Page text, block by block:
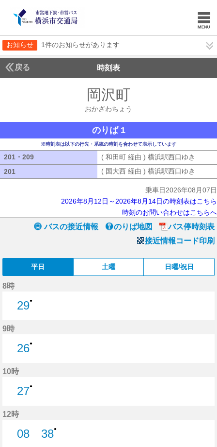
お知らせ 1件のお知らせがあります
戻る 時刻表
岡沢町
おかざわちょう
のりば 1
※時刻表は以下の行先・系統の時刻を合わせて表示しています
201・209 ( 和田町 経由 ) 横浜駅西口ゆき
201
( 国大西 経由 ) 横浜駅西口ゆき
乗車日2026年08月07日
2026年8月12日～2026年8月14日の時刻表はこちら
時刻のお問い合わせはこちらへ
バスの接近情報 のりば地図
バス停時刻表
接近情報コード印刷
平日 土曜 日曜/祝日
8時
29●
9時
26●
10時
27●
12時
08
38●